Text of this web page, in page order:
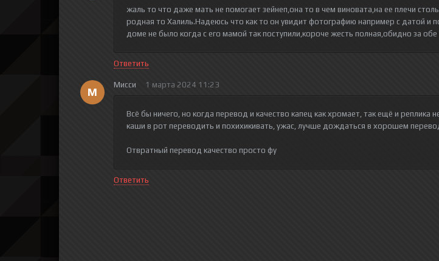
жаль то что даже мать не помогает зейнеп,она то в чем виновата,на ее плечи
родная то Халиль.Надеюсь что как то он увидит фотографию например с датой и
доме не было когда с его мамой так поступили,короче жесть полная,обидно за
Ответить
М
Мисси 1 марта 2024 11:23
Всё бы ничего, но когда перевод и качество капец как хромает, так ещё и реплика
каши в рот переводить и похихикивать, ужас, лучше дождаться в хорошем
Отвратный перевод качество просто фу
Ответить